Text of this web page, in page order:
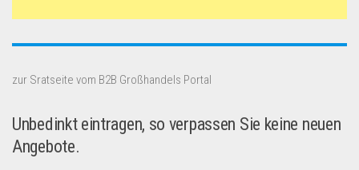
zur Sratseite vom B2B Großhandels Portal
Unbedinkt eintragen, so verpassen Sie keine neuen
Angebote.